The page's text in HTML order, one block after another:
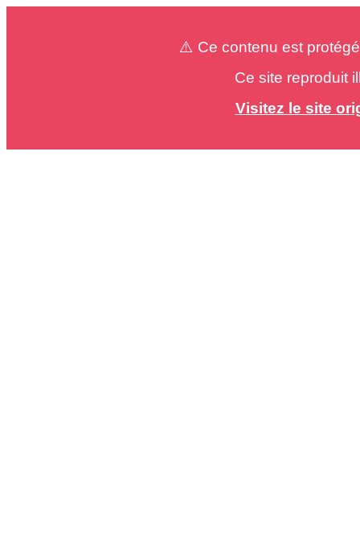
⚠️ Ce contenu est
Ce site reproduit
Visitez le site